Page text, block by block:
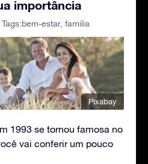
importância
bem-estar, familia
Pixabay
1993 se tornou famosa no
vai conferir um pouco